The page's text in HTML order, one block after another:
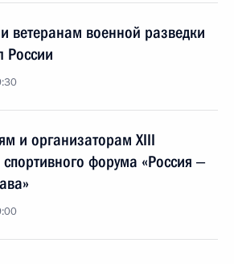
ветеранам военной разведки
России
и организаторам XIII
форума «Россия ‒